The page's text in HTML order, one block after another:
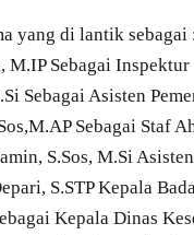
yang di lantik sebagai
M.IP Sebagai Inspektur
Sebagai Asisten
Sebagai Staf
S.Sos, M.Si
S.STP Kepala
Kepala Dinas